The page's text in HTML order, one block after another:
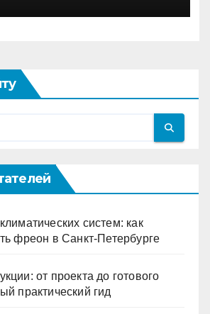
систем: как
фреон в Санкт-Петербурге
от проекта до готового
практический гид